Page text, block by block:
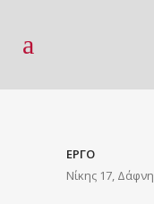
ΕΡΓΟ
Νίκης 17, Δάφνη